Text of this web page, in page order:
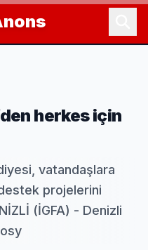
herkes için
vatandaşlara
projelerini
(İGFA) - Denizli